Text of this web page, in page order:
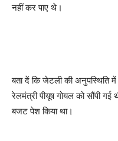
नहीं कर पाए थे।
बता दें कि जेटली की अनुपस्थिति में
रेलमंत्री पीयूष गोयल को सौंपी गई
बजट पेश किया था।